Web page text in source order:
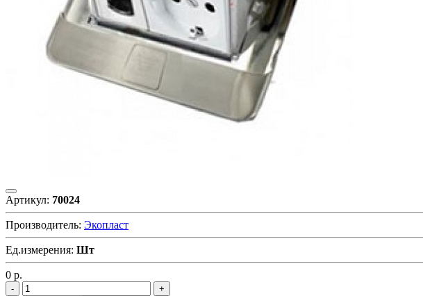
Артикул: 70024
Производитель: Экопласт
Ед.измерения: Шт
0 р.